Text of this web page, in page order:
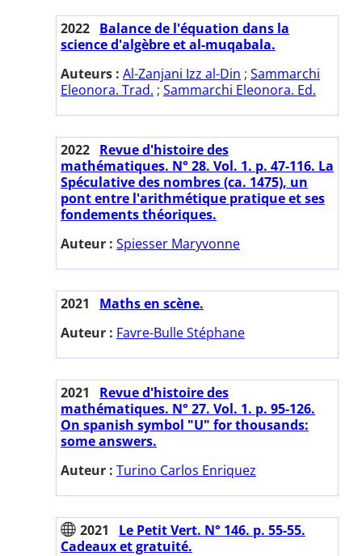
2022 Balance de l'équation dans la
science d'algèbre et al-muqabala.
Auteurs : Al-Zanjani Izz al-Din ; Sammarchi
Eleonora. Trad. ; Sammarchi Eleonora. Ed.
2022 Revue d'histoire des
mathématiques. N° 28. Vol. 1. p. 47-116. La
Spéculative des nombres (ca. 1475), un
pont entre l'arithmétique pratique et ses
fondements théoriques.
Auteur : Spiesser Maryvonne
2021
Maths en scène.
Auteur : Favre-Bulle Stéphane
2021
Revue d'histoire des
mathématiques. N° 27. Vol. 1. p. 95-126.
On spanish symbol "U" for thousands:
some answers.
Auteur : Turino Carlos Enriquez
2021
Le Petit Vert. N° 146. p. 55-55.
Cadeaux et gratuité.